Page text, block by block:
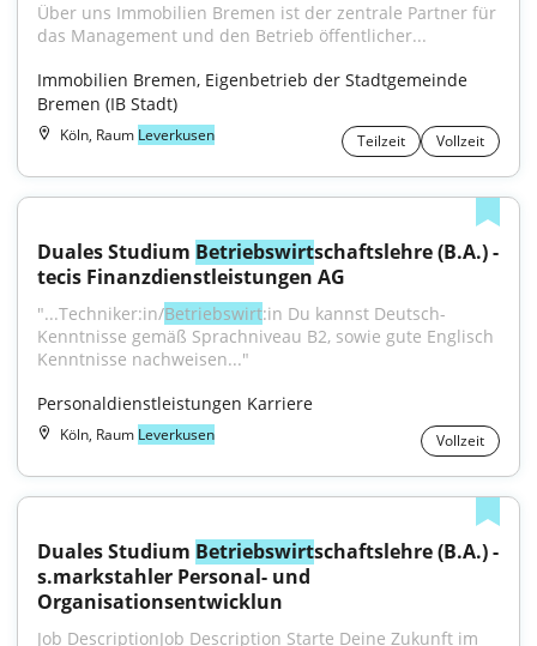
Über uns Immobilien Bremen ist der zentrale Partner für
das Management und den Betrieb öffentlicher...
Immobilien Bremen, Eigenbetrieb der Stadtgemeinde
Bremen (IB Stadt)
Köln, Raum Leverkusen Teilzeit Vollzeit
Duales Studium Betriebswirtschaftslehre (B.A.) -
tecis Finanzdienstleistungen AG
"...Techniker:in/Betriebswirt:in Du kannst Deutsch-
Kenntnisse gemäß Sprachniveau B2, sowie gute Englisch
Kenntnisse nachweisen..."
Personaldienstleistungen Karriere
Köln, Raum Leverkusen Vollzeit
Duales Studium Betriebswirtschaftslehre (B.A.) -
s.markstahler Personal- und
Organisationsentwicklun
Job DescriptionJob Description Starte Deine Zukunft im